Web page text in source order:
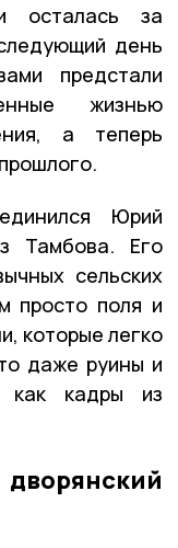
осталась за
день
предстали
жизнью
а теперь
Юрий
Тамбова. Его
сельских
просто поля и
которые легко
даже руины и
как кадры из